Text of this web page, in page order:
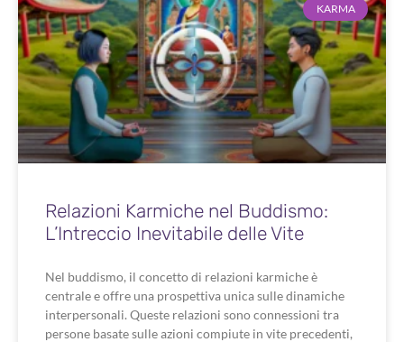
KARMA
Relazioni Karmiche nel Buddismo:
L’Intreccio Inevitabile delle Vite
Nel buddismo, il concetto di relazioni karmiche è
centrale e offre una prospettiva unica sulle dinamiche
interpersonali. Queste relazioni sono connessioni tra
persone basate sulle azioni compiute in vite precedenti,